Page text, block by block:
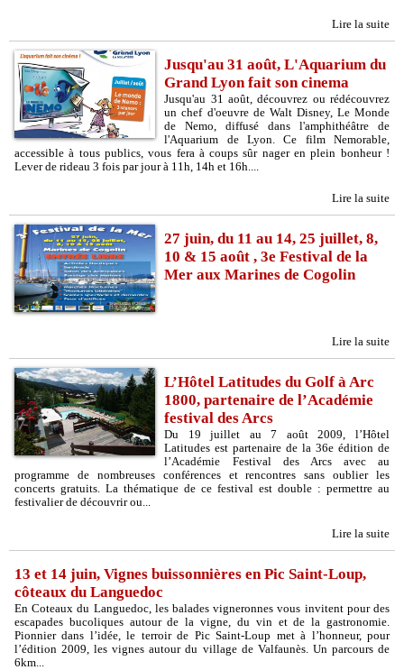
Lire la suite
Jusqu'au 31 août, L'Aquarium du
Grand Lyon fait son cinema
Jusqu'au 31 août, découvrez ou rédécouvrez
un chef d'oeuvre de Walt Disney, Le Monde
de Nemo, diffusé dans l'amphithéâtre de
l'Aquarium de Lyon. Ce film Nemorable,
accessible à tous publics, vous fera à coups sûr nager en plein bonheur !
Lever de rideau 3 fois par jour à 11h, 14h et 16h....
Lire la suite
27 juin, du 11 au 14, 25 juillet, 8,
10 & 15 août , 3e Festival de la
Mer aux Marines de Cogolin
Lire la suite
L’Hôtel Latitudes du Golf à Arc
1800, partenaire de l’Académie
festival des Arcs
Du 19 juillet au 7 août 2009, l’Hôtel
Latitudes est partenaire de la 36e édition de
l’Académie Festival des Arcs avec au
programme de nombreuses conférences et rencontres sans oublier les
concerts gratuits. La thématique de ce festival est double : permettre au
festivalier de découvrir ou...
Lire la suite
13 et 14 juin, Vignes buissonnières en Pic Saint-Loup,
côteaux du Languedoc
En Coteaux du Languedoc, les balades vigneronnes vous invitent pour des
escapades bucoliques autour de la vigne, du vin et de la gastronomie.
Pionnier dans l’idée, le terroir de Pic Saint-Loup met à l’honneur, pour
l’édition 2009, les vignes autour du village de Valfaunès. Un parcours de
6km...